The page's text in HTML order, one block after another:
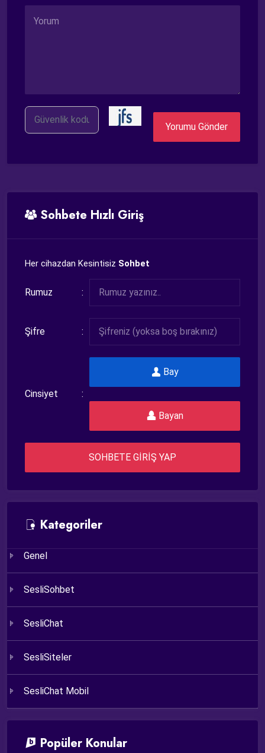
G.
Yorumu Gönder
Sohbete Hızlı Giriş
Her cihazdan Kesintisiz Sohbet
Rumuz
Şifre
Cinsiyet
Bay
Bayan
SOHBETE GİRİŞ YAP
Kategoriler
Genel
SesliSohbet
SesliChat
SesliSiteler
SesliChat Mobil
Popüler Konular